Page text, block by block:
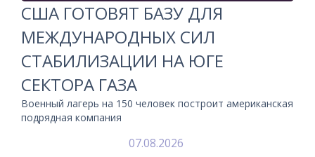
США ГОТОВЯТ БАЗУ ДЛЯ
МЕЖДУНАРОДНЫХ СИЛ
СТАБИЛИЗАЦИИ НА ЮГЕ
СЕКТОРА ГАЗА
Военный лагерь на 150 человек построит американская
подрядная компания
07.08.2026